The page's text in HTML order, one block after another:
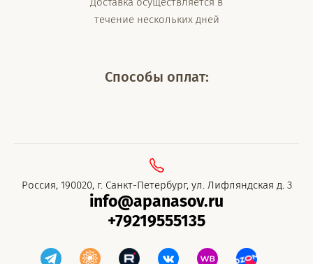
течение нескольких дней
Способы оплат:
Россия, 190020, г. Санкт-Петербург, ул. Лифляндская д. 3
info@apanasov.ru
+79219555135